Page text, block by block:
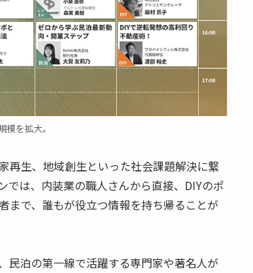
を拡大。
再生、地域創生といった社会課題解決に繋
は、内装業の職人さんから直接、DIYのポ
まで、誰もが役立つ情報を持ち帰ることが
民泊の第一線で活躍する専門家や著名人が